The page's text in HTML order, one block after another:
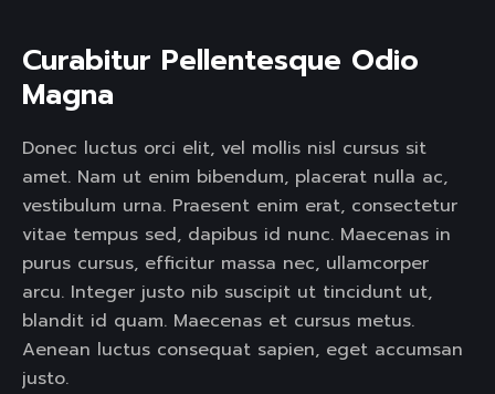
Curabitur Pellentesque Odio
Magna
Donec luctus orci elit, vel mollis nisl cursus sit
amet. Nam ut enim bibendum, placerat nulla ac,
vestibulum urna. Praesent enim erat, consectetur
vitae tempus sed, dapibus id nunc. Maecenas in
purus cursus, efficitur massa nec, ullamcorper
arcu. Integer justo nib suscipit ut tincidunt ut,
blandit id quam. Maecenas et cursus metus.
Aenean luctus consequat sapien, eget accumsan
justo.